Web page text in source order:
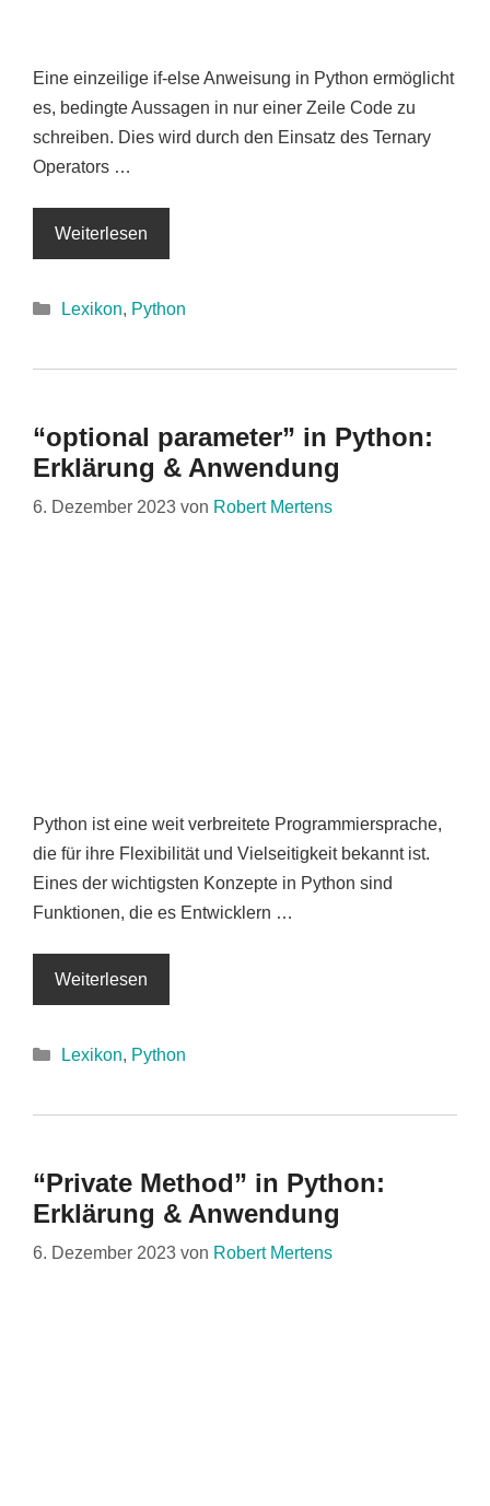
Eine einzeilige if-else Anweisung in Python ermöglicht
es, bedingte Aussagen in nur einer Zeile Code zu
schreiben. Dies wird durch den Einsatz des Ternary
Operators …
Weiterlesen
Kategorien
Lexikon, Python
“optional parameter” in Python:
Erklärung & Anwendung
6. Dezember 2023 von Robert Mertens
Python ist eine weit verbreitete Programmiersprache,
die für ihre Flexibilität und Vielseitigkeit bekannt ist.
Eines der wichtigsten Konzepte in Python sind
Funktionen, die es Entwicklern …
Weiterlesen
Kategorien
Lexikon, Python
“Private Method” in Python:
Erklärung & Anwendung
6. Dezember 2023 von Robert Mertens